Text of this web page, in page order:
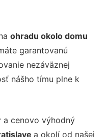
ohradu okolo domu
garantovanú
nezáväznej
nášho tímu plne k
a cenovo výhodný
a okolí od našej